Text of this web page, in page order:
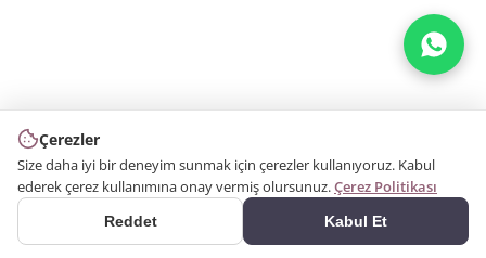
Çerezler
Size daha iyi bir deneyim sunmak için çerezler kullanıyoruz. Kabul
ederek çerez kullanımına onay vermiş olursunuz.Çerez Politikası
Reddet Kabul Et